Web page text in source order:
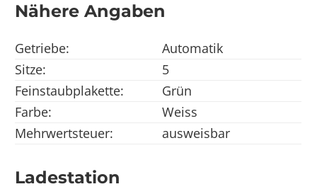
Nähere Angaben
Getriebe:
Automatik
Sitze:
5
Feinstaubplakette:
Grün
Farbe:
Weiss
Mehrwertsteuer:
ausweisbar
Ladestation